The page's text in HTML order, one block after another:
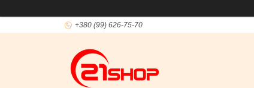
+380 (99) 626-75-70